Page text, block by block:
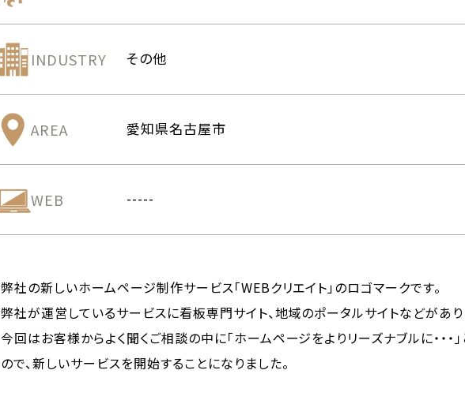
INDUSTRY その他
AREA 愛知県名古屋市
WEB -----
弊社の新しいホームページ制作サービス「WEBクリエイト」のロゴマークです。
弊社が運営しているサービスに看板専門サイト、地域のポータルサイトなどがあり
今回はお客様からよく聞くご相談の中に「ホームページをよりリーズナブルに・・・
ので、新しいサービスを開始することになりました。